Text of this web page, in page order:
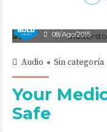
08/Ago/2015
Audio Sin categoría
Your
Safe